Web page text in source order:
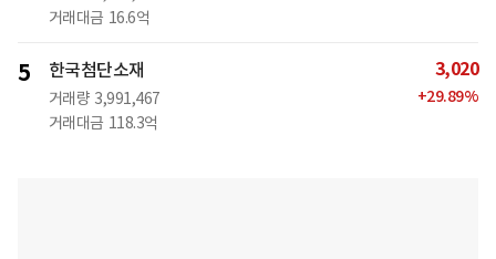
거래대금 16.6억
5 한국첨단소재
거래량 3,991,467
거래대금 118.3억
3,020
+29.89%